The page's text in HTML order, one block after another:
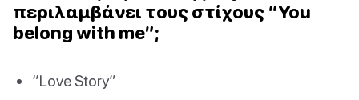
περιλαμβάνει τους στίχους “You
belong with me”;
“Love Story”